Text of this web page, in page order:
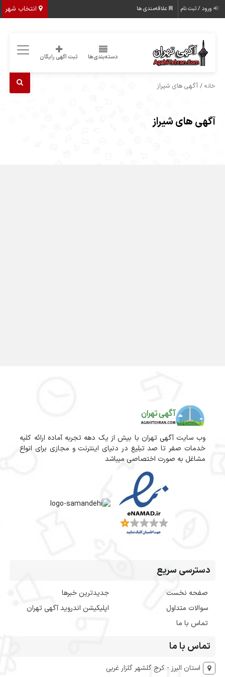
انتخاب شهر ورود / ثبت نام علاقه‌مندی ها
دسته‌بندی‌ها ثبت اگهی رایگان
خانه / آگهی های شیراز
آگهی های شیراز
وب سایت آگهی تهران با بیش از یک دهه تجربه آماده ارائه کلیه
خدمات صفر تا صد تبلیغ در دنیای اینترنت و مجازی برای انواع
مشاغل به صورت اختصاصی میباشد
دسترسی سریع
صفحه نخست
سوالات متداول
تماس با ما
جدیدترین خبرها
اپلیکیشن اندروید آگهی تهران
تماس با ما
استان البرز - کرج گلشهر گلزار غربی